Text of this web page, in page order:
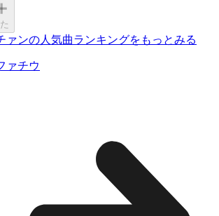
ァンの人気曲ランキングをもっとみる
ァチウ